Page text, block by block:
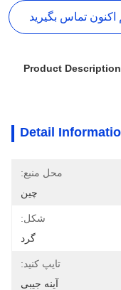
تماس بگیرید
Product Description
Detail
محل منبع:
چین
شکل:
گرد
تایپ کنید:
آینه جیبی